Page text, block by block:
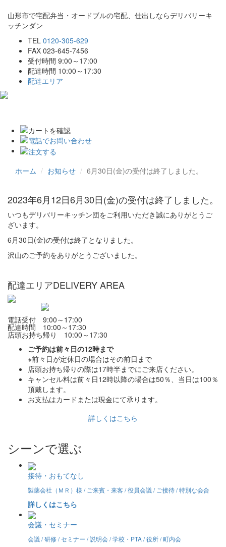
山形市で宅配弁当・オードブルの宅配、仕出しならデリバリーキ
ッチンダン
TEL 0120-305-629
FAX 023-645-7456
受付時間 9:00～17:00
配達時間 10:00～17:30
配達エリア
ホーム お知らせ 6月30日(金)の受付は終了しました。
2023年6月12日6月30日(金)の受付は終了しました。
いつもデリバリーキッチン団をご利用いただき誠にありがとうご
ざいます。
6月30日(金)の受付は終了となりました。
沢山のご予約をありがとうございました。
配達エリアDELIVERY AREA
電話受付 9:00～17:00
配達時間 10:00～17:30
店頭お持ち帰り 10:00～17:30
ご予約は前々日の12時まで
※前々日が定休日の場合はその前日まで
店頭お持ち帰りの際は17時半までにご来店ください。
キャンセル料は前々日12時以降の場合は50％、当日は100％
頂戴します。
お支払はカードまたは現金にて承ります。
詳しくはこちら
シーンで選ぶ
接待・おもてなし
製薬会社（ＭＲ）様 / ご来賓・来客 / 役員会議 / ご接待 / 特別な会合
詳しくはこちら
会議・セミナー
会議 / 研修 / セミナー / 説明会 / 学校・PTA / 役所 / 町内会